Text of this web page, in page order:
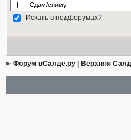
Искать в подфорумах?
Форум вСалде.ру | Верхняя